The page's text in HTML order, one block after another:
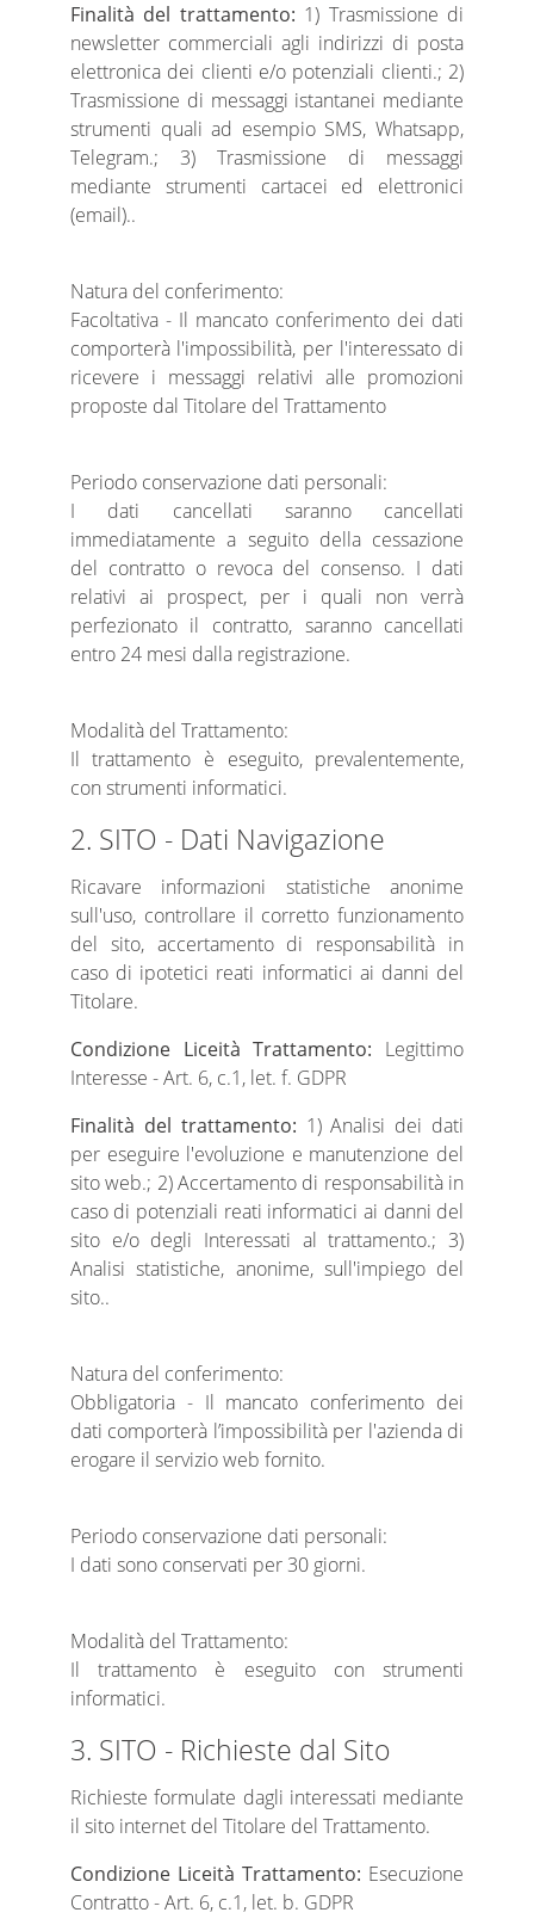
Finalità del trattamento: 1) Trasmissione di
newsletter commerciali agli indirizzi di posta
elettronica dei clienti e/o potenziali clienti.; 2)
Trasmissione di messaggi istantanei mediante
strumenti quali ad esempio SMS, Whatsapp,
Telegram.; 3) Trasmissione di messaggi
mediante strumenti cartacei ed elettronici
(email)..
Natura del conferimento:
Facoltativa - Il mancato conferimento dei dati
comporterà l'impossibilità, per l'interessato di
ricevere i messaggi relativi alle promozioni
proposte dal Titolare del Trattamento
Periodo conservazione dati personali:
I dati cancellati saranno cancellati
immediatamente a seguito della cessazione
del contratto o revoca del consenso. I dati
relativi ai prospect, per i quali non verrà
perfezionato il contratto, saranno cancellati
entro 24 mesi dalla registrazione.
Modalità del Trattamento:
Il trattamento è eseguito, prevalentemente,
con strumenti informatici.
2. SITO - Dati Navigazione
Ricavare informazioni statistiche anonime
sull'uso, controllare il corretto funzionamento
del sito, accertamento di responsabilità in
caso di ipotetici reati informatici ai danni del
Titolare.
Condizione Liceità Trattamento: Legittimo
Interesse - Art. 6, c.1, let. f. GDPR
Finalità del trattamento: 1) Analisi dei dati
per eseguire l'evoluzione e manutenzione del
sito web.; 2) Accertamento di responsabilità in
caso di potenziali reati informatici ai danni del
sito e/o degli Interessati al trattamento.; 3)
Analisi statistiche, anonime, sull'impiego del
sito..
Natura del conferimento:
Obbligatoria - Il mancato conferimento dei
dati comporterà l’impossibilità per l'azienda di
erogare il servizio web fornito.
Periodo conservazione dati personali:
I dati sono conservati per 30 giorni.
Modalità del Trattamento:
Il trattamento è eseguito con strumenti
informatici.
3. SITO - Richieste dal Sito
Richieste formulate dagli interessati mediante
il sito internet del Titolare del Trattamento.
Condizione Liceità Trattamento: Esecuzione
Contratto - Art. 6, c.1, let. b. GDPR